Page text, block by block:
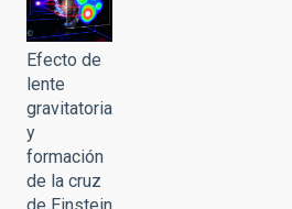
Efecto de
lente
gravitatoria
y
formación
de la cruz